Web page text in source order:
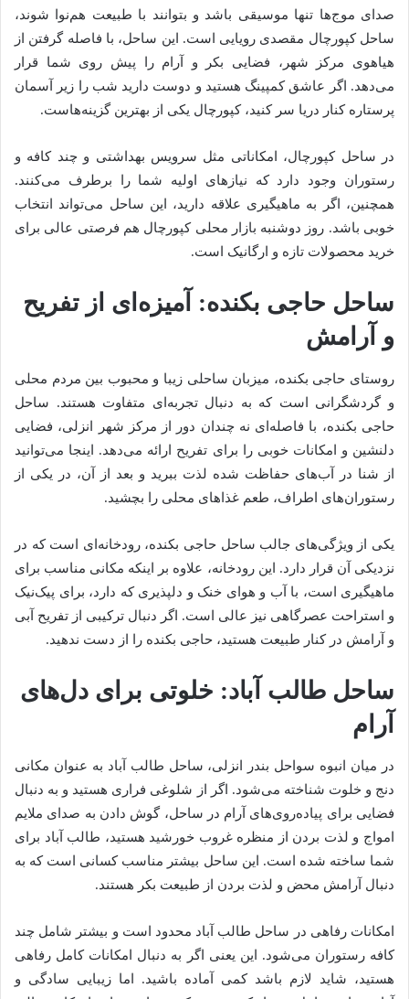
صدای موج‌ها تنها موسیقی باشد و بتوانند با طبیعت هم‌نوا شوند،
ساحل کپورچال مقصدی رویایی است. این ساحل، با فاصله گرفتن از
هیاهوی مرکز شهر، فضایی بکر و آرام را پیش روی شما قرار
می‌دهد. اگر عاشق کمپینگ هستید و دوست دارید شب را زیر آسمان
پرستاره کنار دریا سر کنید، کپورچال یکی از بهترین گزینه‌هاست.
در ساحل کپورچال، امکاناتی مثل سرویس بهداشتی و چند کافه و
رستوران وجود دارد که نیازهای اولیه شما را برطرف می‌کنند.
همچنین، اگر به ماهیگیری علاقه دارید، این ساحل می‌تواند انتخاب
خوبی باشد. روز دوشنبه بازار محلی کپورچال هم فرصتی عالی برای
خرید محصولات تازه و ارگانیک است.
ساحل حاجی بکنده: آمیزه‌ای از تفریح
و آرامش
روستای حاجی بکنده، میزبان ساحلی زیبا و محبوب بین مردم محلی
و گردشگرانی است که به دنبال تجربه‌ای متفاوت هستند. ساحل
حاجی بکنده، با فاصله‌ای نه چندان دور از مرکز شهر انزلی، فضایی
دلنشین و امکانات خوبی را برای تفریح ارائه می‌دهد. اینجا می‌توانید
از شنا در آب‌های حفاظت شده لذت ببرید و بعد از آن، در یکی از
رستوران‌های اطراف، طعم غذاهای محلی را بچشید.
یکی از ویژگی‌های جالب ساحل حاجی بکنده، رودخانه‌ای است که در
نزدیکی آن قرار دارد. این رودخانه، علاوه بر اینکه مکانی مناسب برای
ماهیگیری است، با آب و هوای خنک و دلپذیری که دارد، برای پیک‌نیک
و استراحت عصرگاهی نیز عالی است. اگر دنبال ترکیبی از تفریح آبی
و آرامش در کنار طبیعت هستید، حاجی بکنده را از دست ندهید.
ساحل طالب آباد: خلوتی برای دل‌های
آرام
در میان انبوه سواحل بندر انزلی، ساحل طالب آباد به عنوان مکانی
دنج و خلوت شناخته می‌شود. اگر از شلوغی فراری هستید و به دنبال
فضایی برای پیاده‌روی‌های آرام در ساحل، گوش دادن به صدای ملایم
امواج و لذت بردن از منظره غروب خورشید هستید، طالب آباد برای
شما ساخته شده است. این ساحل بیشتر مناسب کسانی است که به
دنبال آرامش محض و لذت بردن از طبیعت بکر هستند.
امکانات رفاهی در ساحل طالب آباد محدود است و بیشتر شامل چند
کافه رستوران می‌شود. این یعنی اگر به دنبال امکانات کامل رفاهی
هستید، شاید لازم باشد کمی آماده باشید. اما زیبایی سادگی و